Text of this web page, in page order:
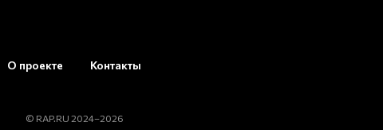
О проекте Контакты
© RAP.RU 2024–2026